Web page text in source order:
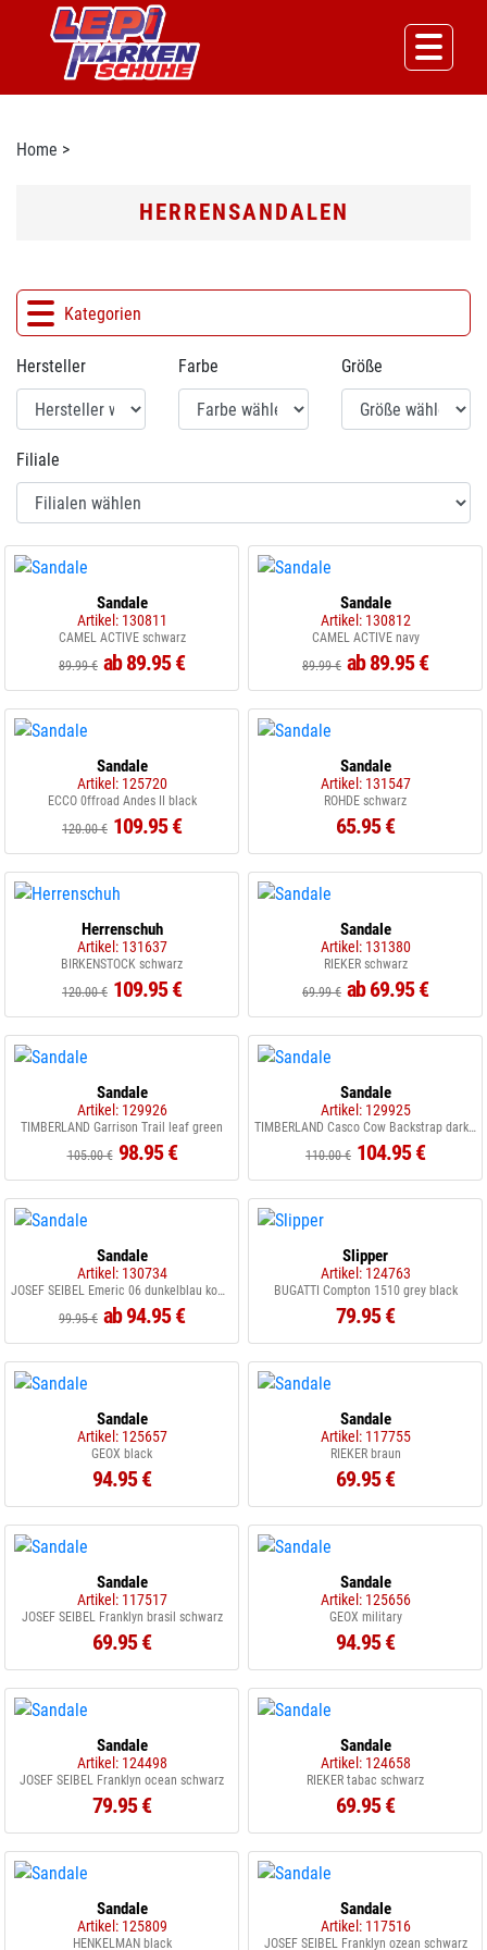
Home >
HERRENSANDALEN
Kategorien
Hersteller Farbe Größe
Filiale
Sandale
Artikel: 130811
CAMEL ACTIVE schwarz
89.99 € ab 89.95 €
Sandale
Artikel: 130812
CAMEL ACTIVE navy
89.99 € ab 89.95 €
Sandale
Artikel: 125720
ECCO 0ffroad Andes II black
120.00 € 109.95 €
Sandale
Artikel: 131547
ROHDE schwarz
65.95 €
Herrenschuh
Artikel: 131637
BIRKENSTOCK schwarz
120.00 € 109.95 €
Sandale
Artikel: 131380
RIEKER schwarz
69.99 € ab 69.95 €
Sandale
Artikel: 129926
TIMBERLAND Garrison Trail leaf green
105.00 € 98.95 €
Sandale
Artikel: 129925
TIMBERLAND Casco Cow Backstrap dark brown
110.00 € 104.95 €
Sandale
Artikel: 130734
JOSEF SEIBEL Emeric 06 dunkelblau kombi
99.95 € ab 94.95 €
Slipper
Artikel: 124763
BUGATTI Compton 1510 grey black
79.95 €
Sandale
Artikel: 125657
GEOX black
94.95 €
Sandale
Artikel: 117755
RIEKER braun
69.95 €
Sandale
Artikel: 117517
JOSEF SEIBEL Franklyn brasil schwarz
69.95 €
Sandale
Artikel: 125656
GEOX military
94.95 €
Sandale
Artikel: 124498
JOSEF SEIBEL Franklyn ocean schwarz
79.95 €
Sandale
Artikel: 124658
RIEKER tabac schwarz
69.95 €
Sandale
Artikel: 125809
HENKELMAN black
Sandale
Artikel: 117516
JOSEF SEIBEL Franklyn ozean schwarz